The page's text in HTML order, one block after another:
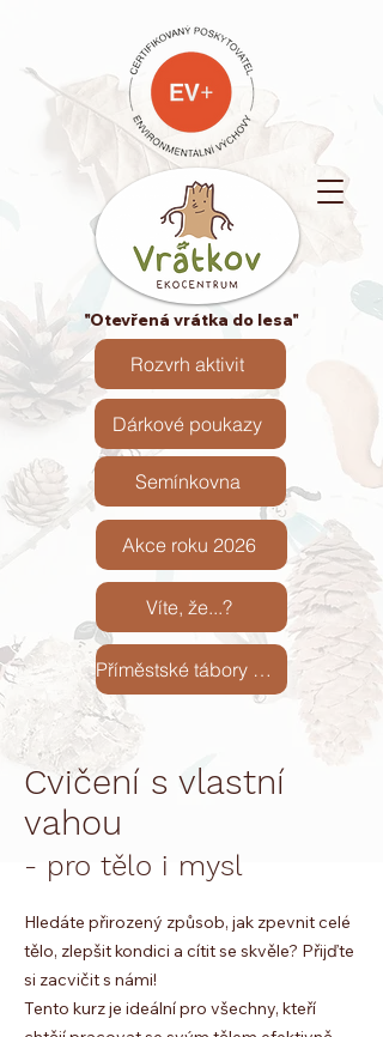
"Otevřená vrátka do lesa"
Semínkovna
Dárkové poukazy
Rozvrh aktivit
Akce roku 2026
Víte, že...?
Příměstské tábory 2026
Cvičení s vlastní
vahou
- pro tělo i mysl
Hledáte přirozený způsob, jak zpevnit celé
tělo, zlepšit kondici a cítit se skvěle? Přijďte
si zacvičit s námi!
Tento kurz je ideální pro všechny, kteří